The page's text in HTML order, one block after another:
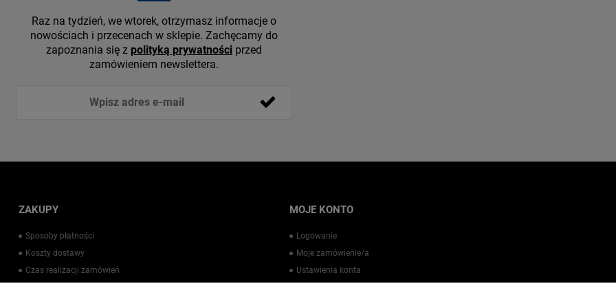
Raz na tydzień, we wtorek, otrzymasz informacje o
nowościach i przecenach w sklepie. Zachęcamy do
zapoznania się z polityką prywatności przed
zamówieniem newslettera.
ZAKUPY
Sposoby płatności
Koszty dostawy
Czas realizacji zamówień
MOJE KONTO
Logowanie
Moje zamówienie/a
Ustawienia konta